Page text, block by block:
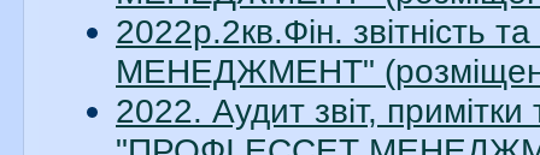
2022р.2кв.Фін.
МЕНЕДЖМЕНТ"
2022. Аудит звіт,